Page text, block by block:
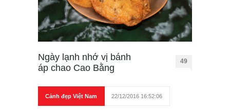
Ngày lạnh nhớ vị bánh
áp chao Cao Bằng
49
Cảnh đẹp Việt Nam 22/12/2016 16:52:06